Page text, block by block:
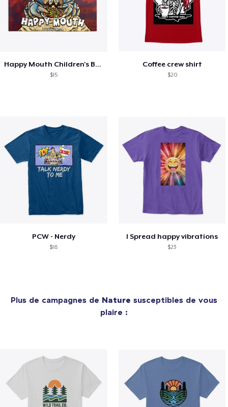
Happy Mouth Children's Book
$15
Coffee crew shirt
$20
PCW - Nerdy
$18
I Spread happy vibrations
$23
Plus de campagnes de Nature susceptibles de vous
plaire :